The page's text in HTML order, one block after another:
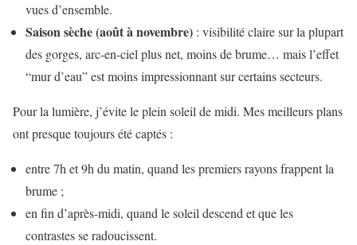
vues d’ensemble.
Saison sèche (août à novembre) : visibilité claire sur la plupart
des gorges, arc-en-ciel plus net, moins de brume… mais l’effet
“mur d’eau” est moins impressionnant sur certains secteurs.
Pour la lumière, j’évite le plein soleil de midi. Mes meilleurs plans
ont presque toujours été captés :
entre 7h et 9h du matin, quand les premiers rayons frappent la
brume ;
en fin d’après-midi, quand le soleil descend et que les
contrastes se radoucissent.